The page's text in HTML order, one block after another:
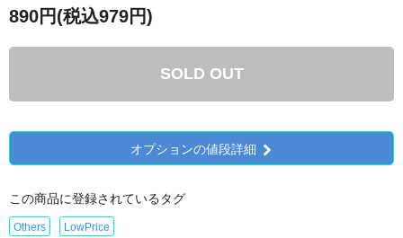
890円(税込979円)
SOLD OUT
オプションの値段詳細
この商品に登録されているタグ
Others LowPrice